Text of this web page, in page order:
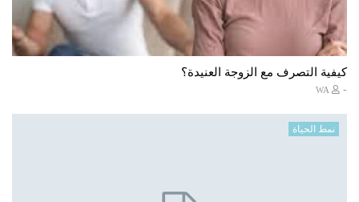
كيفية التصرف مع الزوجة العنيدة؟
-
نمط الحياة